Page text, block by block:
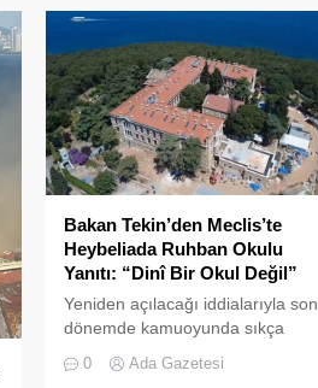
Bakan Tekin’den Meclis’te
Heybeliada Ruhban Okulu
Yanıtı: “Dinî Bir Okul Değil”
Yeniden açılacağı iddialarıyla son
dönemde kamuoyunda sıkça
tartışılan Heybeliada Ruhban
Okulu, TBMM gündemine taşındı
0 Ada Gazetesi